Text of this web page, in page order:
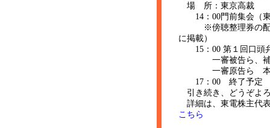
場 所：東京高裁
14：00門前集会（東
※傍聴整理券の配布
に掲載）
15：00 第１回口頭
一審被告ら、補助
一審原告ら 本人意
17：00 終了予定 ※
引き続き、どうぞよ
詳細は、東電株主代
こちら